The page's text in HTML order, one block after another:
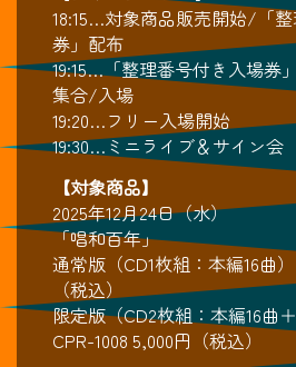
18:15…対象商品販売開始/「
券」配布
19:15…「整理番号付き入場券
集合/入場
19:20…フリー入場開始
19:30…ミニライブ＆サイン会
【対象商品】
2025年12月24日（水）
「唱和百年」
通常版（CD1枚組：本編16曲
（税込）
限定版（CD2枚組：本編16曲＋
CPR-1008 5,000円（税込）